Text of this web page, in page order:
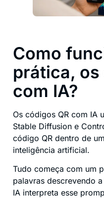
Como
prática, os
com IA?
Os códigos QR com IA
Stable Diffusion e
código QR dentro de
inteligência artificial.
Tudo começa com um
palavras descrevendo
IA interpreta esse